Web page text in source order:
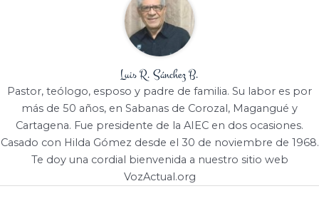
Luis R. Sánchez B.
Pastor, teólogo, esposo y padre de familia. Su labor es por
más de 50 años, en Sabanas de Corozal, Magangué y
Cartagena. Fue presidente de la AIEC en dos ocasiones.
Casado con Hilda Gómez desde el 30 de noviembre de 1968.
Te doy una cordial bienvenida a nuestro sitio web
VozActual.org